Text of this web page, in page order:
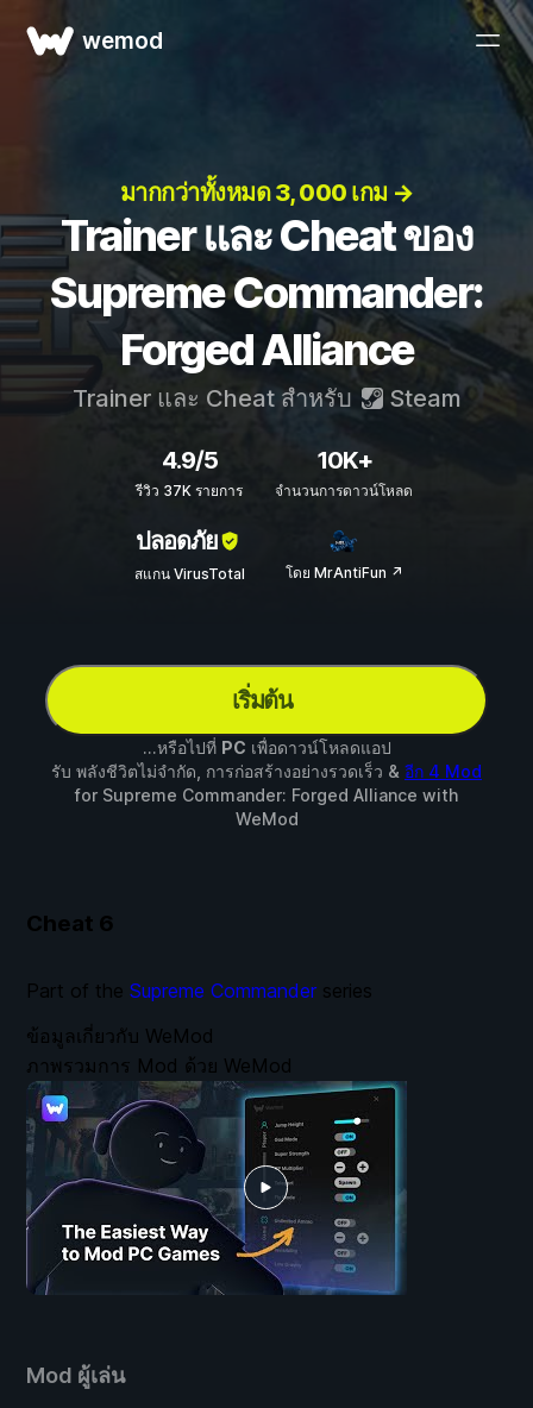
wemod
มากกว่าทั้งหมด 3, 000 เกม →
Trainer และ Cheat ของ
Supreme Commander:
Forged Alliance
Trainer และ Cheat สำหรับ Steam
4.9/5
รีวิว 37K รายการ
10K+
จำนวนการดาวน์โหลด
ปลอดภัย
สแกน VirusTotal โดย MrAntiFun ↗
เริ่มต้น
...หรือไปที่ PC เพื่อดาวน์โหลดแอป
รับ พลังชีวิตไม่จำกัด, การก่อสร้างอย่างรวดเร็ว & อีก 4 Mod
for Supreme Commander: Forged Alliance with
WeMod
Cheat 6
Mod ผู้เล่น
ข้อมูลเกี่ยวกับ WeMod
ภาพรวมการ Mod ด้วย WeMod
Part of the Supreme Commander series